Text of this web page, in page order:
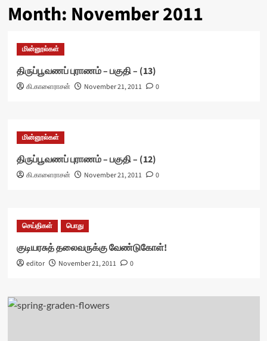
Month: November 2011
மின்னூல்கள்
திருப்பூவணப் புராணம் – பகுதி – (13)
கி.காளைராசன் November 21, 2011 0
மின்னூல்கள்
திருப்பூவணப் புராணம் – பகுதி – (12)
கி.காளைராசன் November 21, 2011 0
செய்திகள் பொது
குடியரசுத் தலைவருக்கு வேண்டுகோள்!
editor November 21, 2011 0